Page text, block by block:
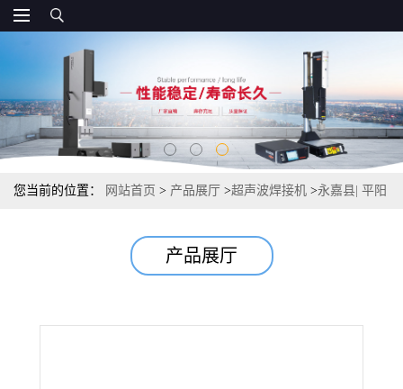
您当前的位置： 网站首页 > 产品展厅 >超声波焊接机 >永嘉县| 平阳
产品展厅